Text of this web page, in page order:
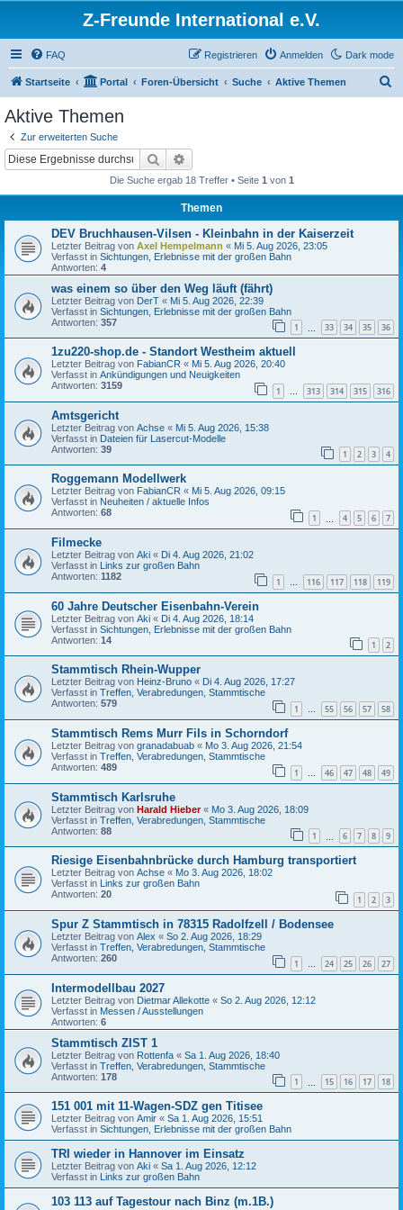
Z-Freunde International e.V.
Dark mode
FAQ Anmelden
Registrieren
Startseite Portal Foren-Übersicht Suche Aktive Themen
Aktive Themen
Zur erweiterten Suche
Suche
Die Suche ergab 18 Treffer • Seite 1 von 1
Themen
DEV Bruchhausen-Vilsen - Kleinbahn in der Kaiserzeit
Letzter Beitrag von Axel Hempelmann « Mi 5. Aug 2026, 23:05
Verfasst in Sichtungen, Erlebnisse mit der großen Bahn
Antworten: 4
was einem so über den Weg läuft (fährt)
Letzter Beitrag von DerT « Mi 5. Aug 2026, 22:39
Verfasst in Sichtungen, Erlebnisse mit der großen Bahn
Antworten: 357 1 33 34 35 36
1zu220-shop.de - Standort Westheim aktuell
Letzter Beitrag von FabianCR « Mi 5. Aug 2026, 20:40
Verfasst in Ankündigungen und Neuigkeiten
Antworten: 3159 1 … 313 314 315 316
Amtsgericht
Letzter Beitrag von Achse « Mi 5. Aug 2026, 15:38
Verfasst in Dateien für Lasercut-Modelle
Antworten: 39 1 2 3 4
Roggemann Modellwerk
Letzter Beitrag von FabianCR « Mi 5. Aug 2026, 09:15
Verfasst in Neuheiten / aktuelle Infos
Antworten: 68 1 4 5 6 7
Filmecke
Letzter Beitrag von Aki « Di 4. Aug 2026, 21:02
Verfasst in Links zur großen Bahn
Antworten: 1182 1 … 116 117 118 119
60 Jahre Deutscher Eisenbahn-Verein
Letzter Beitrag von Aki « Di 4. Aug 2026, 18:14
Verfasst in Sichtungen, Erlebnisse mit der großen Bahn
Antworten: 14 1 2
Stammtisch Rhein-Wupper
Letzter Beitrag von Heinz-Bruno « Di 4. Aug 2026, 17:27
Verfasst in Treffen, Verabredungen, Stammtische
Antworten: 579 1 … 55 56 57 58
Stammtisch Rems Murr Fils in Schorndorf
Letzter Beitrag von granadabuab « Mo 3. Aug 2026, 21:54
Verfasst in Treffen, Verabredungen, Stammtische
Antworten: 489 1 … 46 47 48 49
Stammtisch Karlsruhe
Letzter Beitrag von Harald Hieber« Mo 3. Aug 2026, 18:09
Verfasst in Treffen, Verabredungen, Stammtische
Antworten: 88 1 6 7 8 9
Riesige Eisenbahnbrücke durch Hamburg transportiert
Letzter Beitrag von Achse « Mo 3. Aug 2026, 18:02
Verfasst in
Links zur großen Bahn
Antworten: 20 1 2 3
Spur Z Stammtisch in 78315 Radolfzell / Bodensee
Letzter Beitrag von Alex « So 2. Aug 2026, 18:29
Verfasst in Treffen, Verabredungen, Stammtische
Antworten: 260 1 … 24 25 26 27
Intermodellbau 2027
Letzter Beitrag von Dietmar Allekotte « So 2. Aug 2026, 12:12
Verfasst in Messen / Ausstellungen
Antworten: 6
Stammtisch ZIST 1
Letzter Beitrag von Rottenfa « Sa 1. Aug 2026, 18:40
Verfasst in Treffen, Verabredungen, Stammtische
Antworten: 178 1 15 16 17 18
151 001 mit 11-Wagen-SDZ gen Titisee
Letzter Beitrag von Amir « Sa 1. Aug 2026, 15:51
Verfasst in Sichtungen, Erlebnisse mit der großen Bahn
TRI wieder in Hannover im Einsatz
Letzter Beitrag von Aki « Sa 1. Aug 2026, 12:12
Verfasst in Links zur großen Bahn
103 113 auf Tagestour nach Binz (m.1B.)